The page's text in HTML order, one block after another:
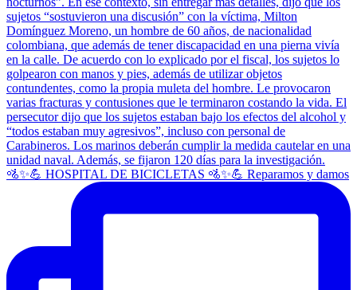
🚵✨💪 HOSPITAL DE BICICLETAS 🚵✨💪 Reparamos y damos